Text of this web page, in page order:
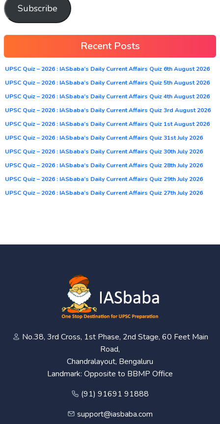
Subscribe
Recent Posts
UPSC Quiz – 2026 : IASbaba’s Daily Current Affairs Quiz 6th August 2026
UPSC Quiz – 2026 : IASbaba’s Daily Current Affairs Quiz 5th August 2026
UPSC Quiz – 2026 : IASbaba’s Daily Current Affairs Quiz 4th August 2026
UPSC Quiz – 2026 : IASbaba’s Daily Current Affairs Quiz 3rd August 2026
UPSC Quiz – 2026 : IASbaba’s Daily Current Affairs Quiz 1st August 2026
UPSC Quiz – 2026 : IASbaba’s Daily Current Affairs Quiz 31st July 2026
UPSC Quiz – 2026 : IASbaba’s Daily Current Affairs Quiz 30th July 2026
UPSC Quiz – 2026 : IASbaba’s Daily Current Affairs Quiz 28th July 2026
UPSC Quiz – 2026 : IASbaba’s Daily Current Affairs Quiz 29th July 2026
UPSC Quiz – 2026 : IASbaba’s Daily Current Affairs Quiz 27th July 2026
No.38, 3rd Cross, 1st Phase, 2nd Stage, 60 Feet Main
Road,
Chandralayout, Bengaluru
Landmark: Opposite to BBMP Office
(91) 91691 91888
support@iasbaba.com